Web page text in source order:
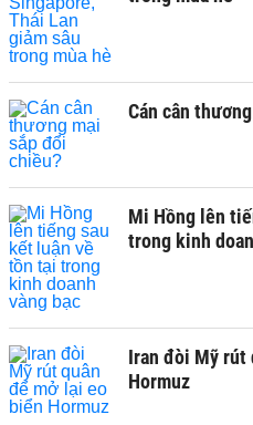
Cán cân
Mi Hồng lên
trong kinh
Iran đòi Mỹ rút
Hormuz